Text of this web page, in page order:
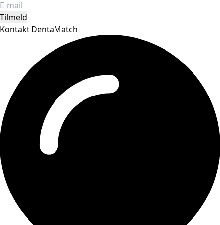
Tilmeld
Kontakt DentaMatch